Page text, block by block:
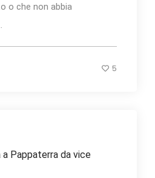
o che non abbia
5
Pappaterra da vice